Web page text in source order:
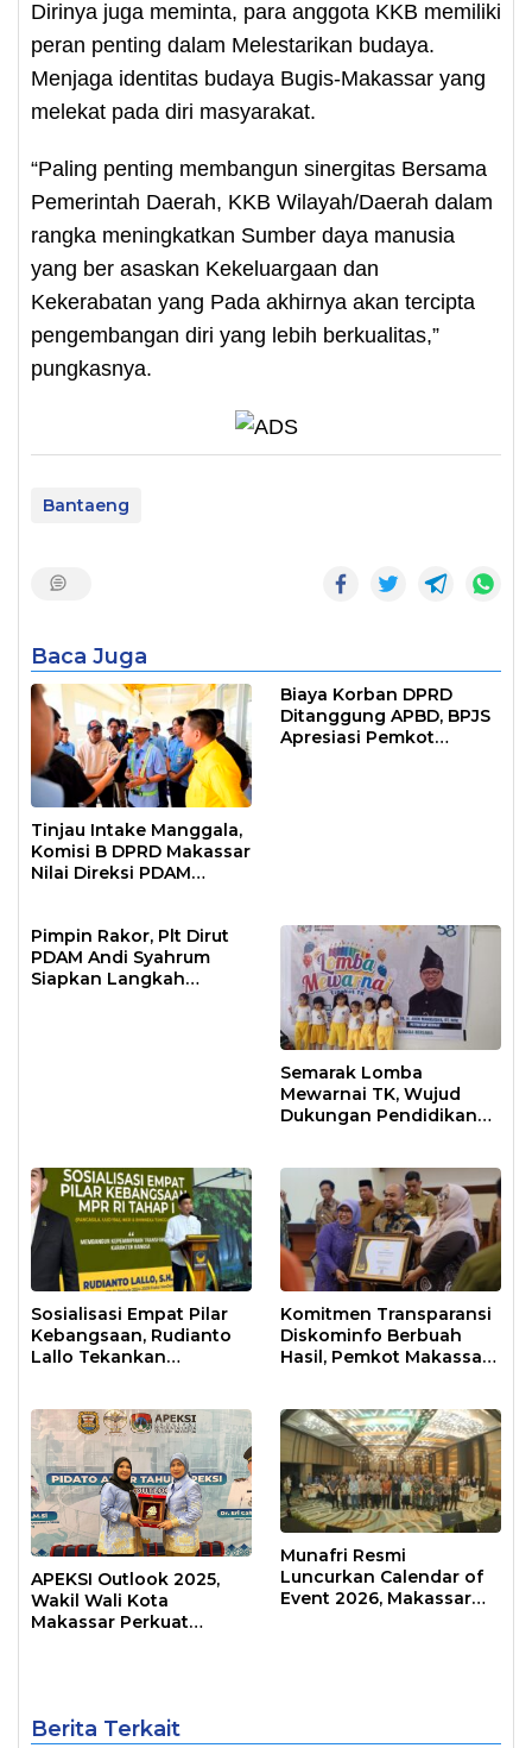
Dirinya juga meminta, para anggota KKB memiliki
peran penting dalam Melestarikan budaya.
Menjaga identitas budaya Bugis-Makassar yang
melekat pada diri masyarakat.
“Paling penting membangun sinergitas Bersama
Pemerintah Daerah, KKB Wilayah/Daerah dalam
rangka meningkatkan Sumber daya manusia
yang ber asaskan Kekeluargaan dan
Kekerabatan yang Pada akhirnya akan tercipta
pengembangan diri yang lebih berkualitas,”
pungkasnya.
Bantaeng
Baca Juga
Tinjau Intake Manggala,
Komisi B DPRD Makassar
Nilai Direksi PDAM
Biaya Korban DPRD
Ditanggung APBD, BPJS
Apresiasi Pemkot
Pimpin Rakor, Plt Dirut
PDAM Andi Syahrum
Siapkan Langkah
Semarak Lomba
Mewarnai TK, Wujud
Dukungan Pendidikan
Sosialisasi Empat Pilar
Kebangsaan, Rudianto
Lallo Tekankan
Komitmen Transparansi
Diskominfo Berbuah
Hasil, Pemkot Makassar
APEKSI Outlook 2025,
Wakil Wali Kota
Makassar Perkuat
Munafri Resmi
Luncurkan Calendar of
Event 2026, Makassar
Berita Terkait